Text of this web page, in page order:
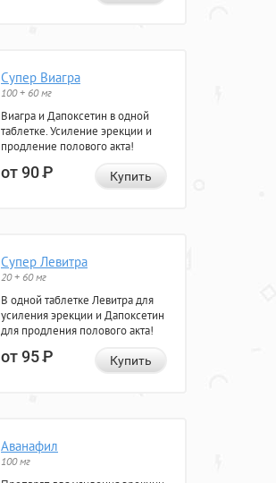
Супер Виагра
100 + 60 мг
Виагра и Дапоксетин в одной
таблетке. Усиление эрекции и
продление полового акта!
от 90Р Купить
Супер Левитра
20 + 60 мг
В одной таблетке Левитра для
усиления эрекции и Дапоксетин
для продления полового акта!
от 95Р Купить
Аванафил
100 мг